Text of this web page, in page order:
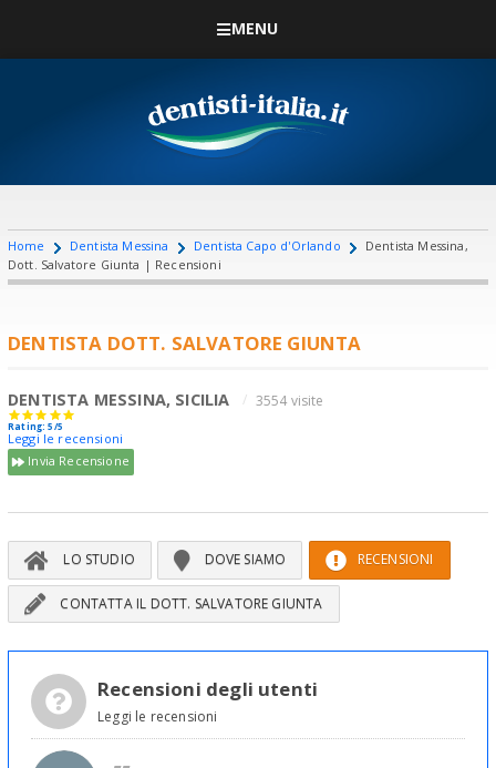
MENU
Home Dentista Messina Dentista Capo d'Orlando
Dentista Messina,
Dott. Salvatore Giunta | Recensioni
DENTISTA DOTT. SALVATORE GIUNTA
DENTISTA MESSINA, SICILIA 3554 visite
Rating: 5/5
Leggi le recensioni
Invia Recensione
LO STUDIO DOVE SIAMO RECENSIONI
CONTATTA IL DOTT. SALVATORE GIUNTA
Recensioni degli utenti
Leggi le recensioni